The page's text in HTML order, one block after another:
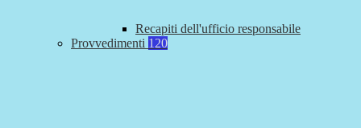
Recapiti dell'ufficio responsabile
Provvedimenti 120